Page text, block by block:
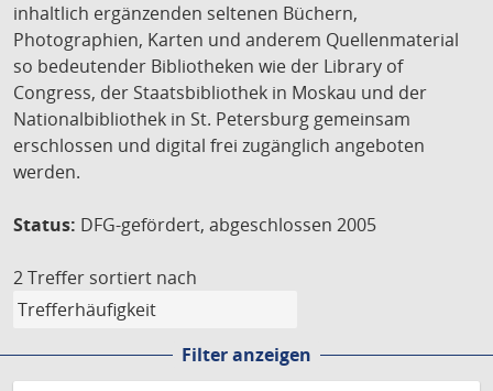
inhaltlich ergänzenden seltenen Büchern,
Photographien, Karten und anderem Quellenmaterial
so bedeutender Bibliotheken wie der Library of
Congress, der Staatsbibliothek in Moskau und der
Nationalbibliothek in St. Petersburg gemeinsam
erschlossen und digital frei zugänglich angeboten
werden.
Status: DFG-gefördert, abgeschlossen 2005
2 Treffer sortiert nach
Filter anzeigen